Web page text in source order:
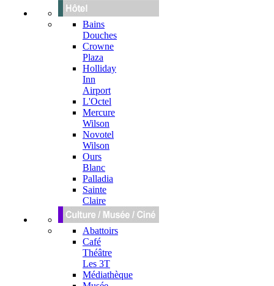
Bains
Douches
Crowne
Plaza
Holliday
Inn
Airport
L'Octel
Mercure
Wilson
Novotel
Wilson
Ours
Blanc
Palladia
Sainte
Claire
Abattoirs
Café
Théâtre
Les 3T
Médiathèque